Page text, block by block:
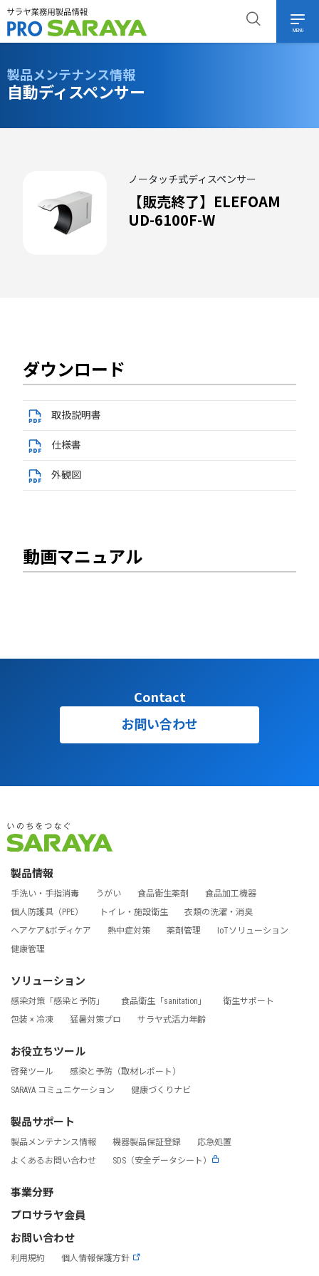
MENU
製品メンテナンス情報
自動ディスペンサー
ノータッチ式ディスペンサー
【販売終了】ELEFOAM
UD-6100F-W
ダウンロード
取扱説明書
仕様書
外観図
動画マニュアル
Contact
お問い合わせ
製品情報
手洗い・手指消毒 うがい 食品衛生薬剤
食品加工機器
個人防護具（PPE）
トイレ・施設衛生
衣類の洗濯・消臭
ヘアケア&ボディケア
熱中症対策 薬剤管理
IoTソリューション
健康管理
ソリューション
感染対策「感染と予防」 食品衛生「sanitation」
衛生サポート
包装 × 冷凍
猛暑対策プロ サラヤ式活力年齢
お役立ちツール
啓発ツール
感染と予防（取材レポート）
SARAYA コミュニケーション
健康づくりナビ
製品サポート
製品メンテナンス情報 機器製品保証登録
応急処置
よくあるお問い合わせ
SDS（安全データシート）
事業分野
プロサラヤ会員
お問い合わせ
利用規約 個人情報保護方針